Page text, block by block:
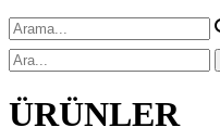
ÜRÜNLER